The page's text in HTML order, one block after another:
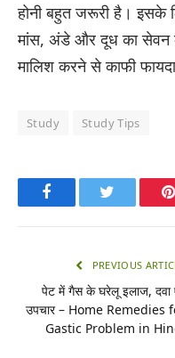
होनी बहुत जरूरी है। इसके
मांस, अंडे और दूध का सेवन
मालिश करने से काफी
Study Study Tips
FacebookTwitter
PREVIOUS
पेट में गैस के घरेलू इलाज, दवा
उपचार – Home Remedies
Gastic Problem in